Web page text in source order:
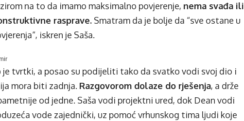
na to da imamo maksimalno povjerenje, nema svađa ili
rasprave. Smatram da je bolje da “sve ostane u
iskren je Saša.
je tvrtki, a posao su podijeliti tako da svatko vodi svoj dio i
mora biti zadnja. Razgovorom dolaze do rješenja, a drže
od jedne. Saša vodi projektni ured, dok Dean vodi
vode zajednički, uz pomoć vrhunskog tima ljudi koje